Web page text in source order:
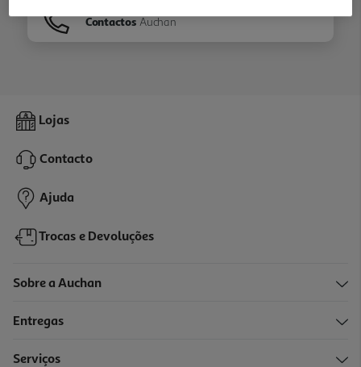
Contactos Auchan
Lojas
Contacto
Ajuda
Trocas e Devoluções
Sobre a Auchan
Entregas
Serviços